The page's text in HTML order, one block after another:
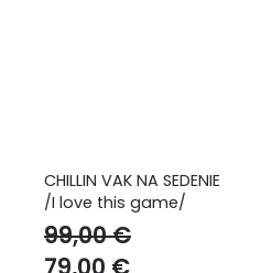
CHILLIN VAK NA SEDENIE
/I love this game/
99,00€
Original
79,00 €Current